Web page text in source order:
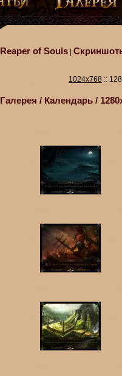
Reaper of Souls
1024x768 ::
Галерея / Календарь /